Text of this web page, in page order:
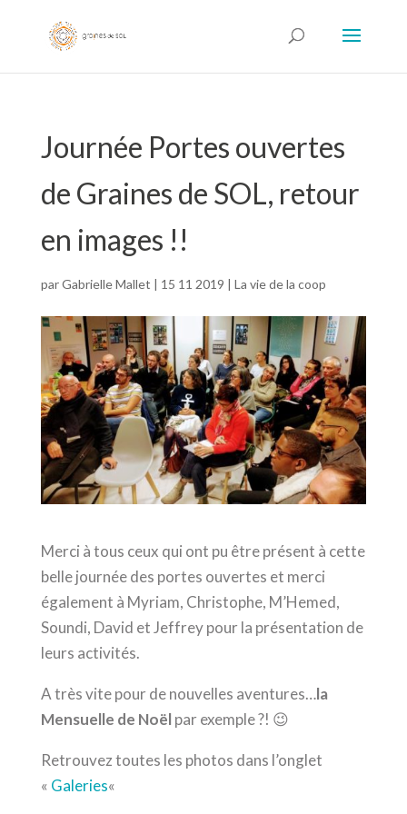
Journée Portes ouvertes
de Graines de SOL, retour
en images !!
parGabrielle Mallet | 15 11 2019 | La vie de la coop
Merci à tous ceux qui ont pu être présent à cette
belle journée des portes ouvertes et merci
également à Myriam, Christophe, M’Hemed,
Soundi, David et Jeffrey pour la présentation de
leurs activités.
A très vite pour de nouvelles aventures…la
Mensuelle de Noël par exemple ?! 😉
Retrouvez toutes les photos dans l’onglet
« Galeries«